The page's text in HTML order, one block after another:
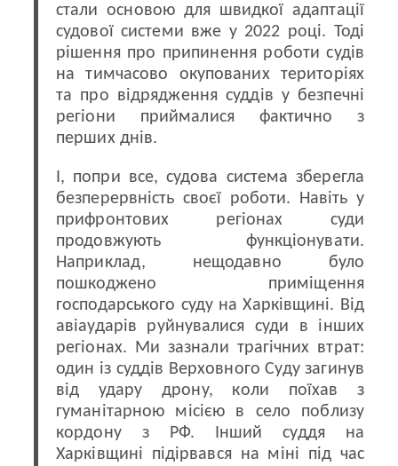
стали основою для швидкої адаптації
судової системи вже у 2022 році. Тоді
рішення про припинення роботи судів
на тимчасово окупованих територіях
та про відрядження суддів у безпечні
регіони приймалися фактично з
перших днів.
І, попри все, судова система зберегла
безперервність своєї роботи. Навіть у
прифронтових регіонах суди
продовжують функціонувати.
Наприклад, нещодавно було
пошкоджено приміщення
господарського суду на Харківщині. Від
авіаударів руйнувалися суди в інших
регіонах. Ми зазнали трагічних втрат:
один із суддів Верховного Суду загинув
від удару дрону, коли поїхав з
гуманітарною місією в село поблизу
кордону з РФ. Інший суддя на
Харківщині підірвався на міні під час